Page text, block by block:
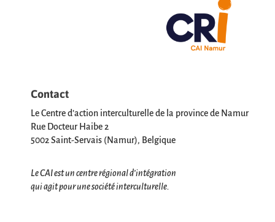
Contact
Le Centre d’action interculturelle de la province de Namur
Rue Docteur Haibe 2
5002 Saint-Servais (Namur), Belgique
Le CAI est un centre régional d’intégration
qui agit pour une société interculturelle.